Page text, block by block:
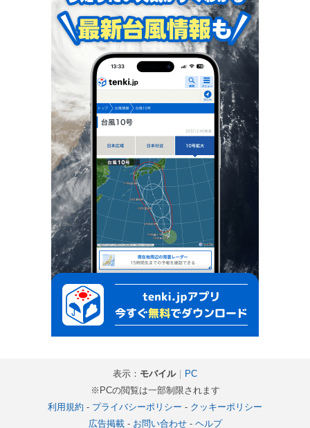
表示： モバイル｜
PC
※PCの閲覧は一部制限されます
利用規約 - プライバシーポリシー - クッキーポリシー
広告掲載- お問い合わせ- ヘルプ